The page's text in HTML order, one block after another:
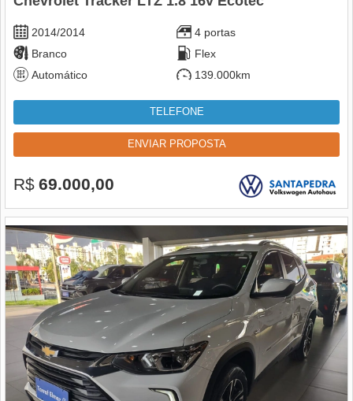
2014/2014
4 portas
Branco
Flex
Automático
139.000km
TELEFONE
ENVIAR PROPOSTA
R$ 69.000,00